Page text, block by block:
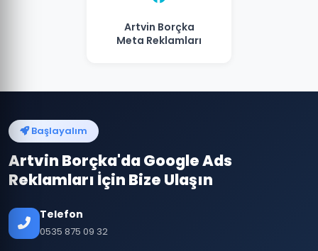
Artvin Borçka
Meta Reklamları
Başlayalım
Artvin Borçka'da Google Ads
Reklamları İçin Bize Ulaşın
Telefon
0535 875 09 32